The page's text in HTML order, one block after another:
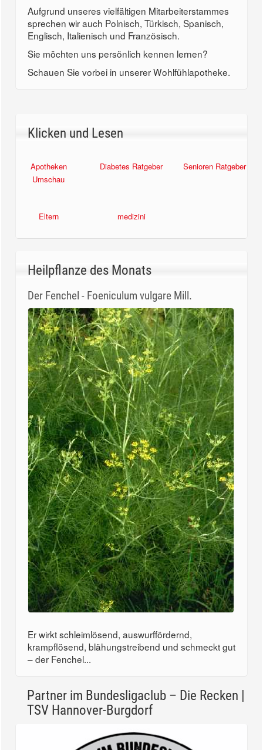
Aufgrund unseres vielfältigen Mitarbeiterstammes
sprechen wir auch Polnisch, Türkisch, Spanisch,
Englisch, Italienisch und Französisch.
Sie möchten uns persönlich kennen lernen?
Schauen Sie vorbei in unserer Wohlfühlapotheke.
Klicken und Lesen
Apotheken
Umschau
Diabetes Ratgeber Senioren Ratgeber
Eltern medizini
Heilpflanze des Monats
Der Fenchel - Foeniculum vulgare Mill.
Er wirkt schleimlösend, auswurffördernd,
krampflösend, blähungstreibend und schmeckt gut
– der Fenchel...
Partner im Bundesligaclub – Die Recken |
TSV Hannover-Burgdorf